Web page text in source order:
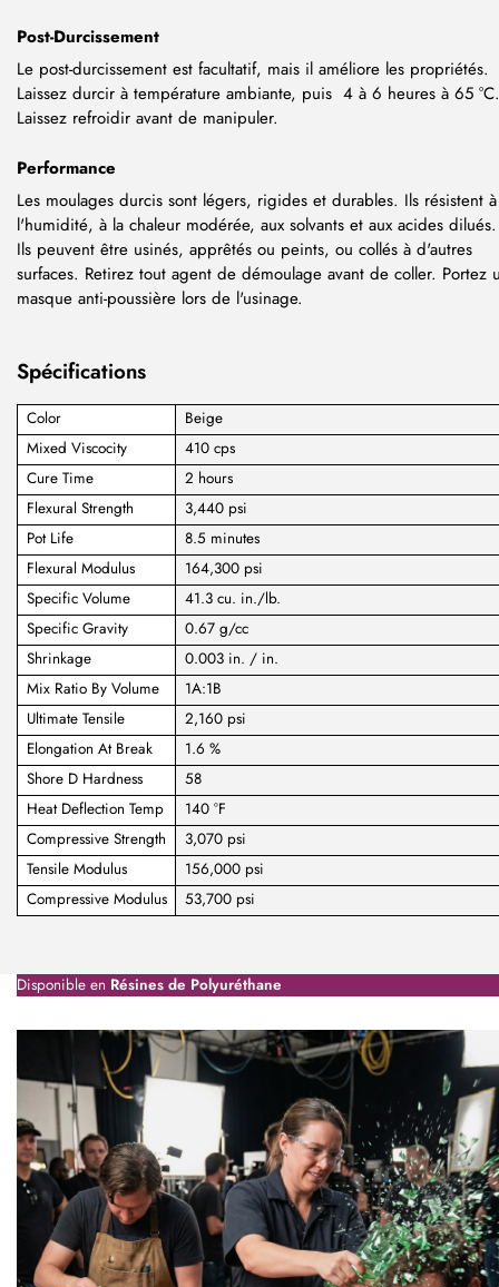
Post-Durcissement
Le post-durcissement est facultatif, mais il améliore les propriétés.
Laissez durcir à température ambiante, puis 4 à 6 heures à 65 °C.
Laissez refroidir avant de manipuler.
Performance
Les moulages durcis sont légers, rigides et durables. Ils résistent à
l'humidité, à la chaleur modérée, aux solvants et aux acides dilués.
Ils peuvent être usinés, apprêtés ou peints, ou collés à d'autres
surfaces. Retirez tout agent de démoulage avant de coller. Portez
masque anti-poussière lors de l'usinage.
Spécifications
Color
Beige
Mixed Viscocity
410 cps
Cure Time
2 hours
Flexural Strength
3,440 psi
Pot Life
8.5 minutes
Flexural Modulus
164,300 psi
Specific Volume
41.3 cu. in./lb.
Specific Gravity
0.67 g/cc
Shrinkage
0.003 in. / in.
Mix Ratio By Volume
1A:1B
Ultimate Tensile
2,160 psi
Elongation At Break
1.6 %
Shore D Hardness
58
Heat Deflection Temp
140 °F
Compressive Strength
3,070 psi
Tensile Modulus
156,000 psi
Compressive Modulus
53,700 psi
Disponible en Résines de Polyuréthane